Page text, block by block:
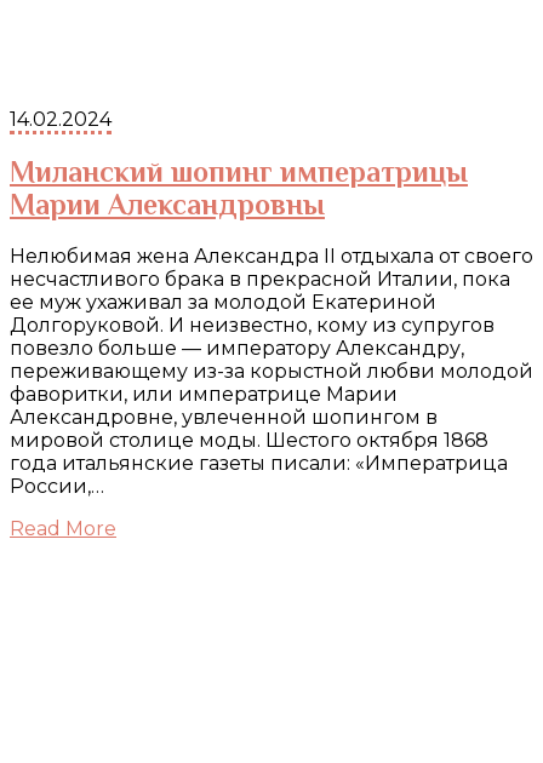
14.02.2024
Миланский шопинг императрицы
Марии Александровны
Нелюбимая жена Александра II отдыхала от своего
несчастливого брака в прекрасной Италии, пока
ее муж ухаживал за молодой Екатериной
Долгоруковой. И неизвестно, кому из супругов
повезло больше — императору Александру,
переживающему из-за корыстной любви молодой
фаворитки, или императрице Марии
Александровне, увлеченной шопингом в
мировой столице моды. Шестого октября 1868
года итальянские газеты писали: «Императрица
России,…
Read More